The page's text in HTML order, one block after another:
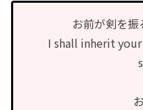
お前が剣を振
I shall inherit